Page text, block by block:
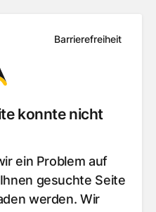
Barrierefreiheit
konnte nicht
ein Problem auf
gesuchte Seite
werden. Wir